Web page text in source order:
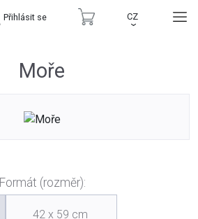
Přihlásit se CZ
›
Moře
Formát (rozměr):
42 x 59 cm